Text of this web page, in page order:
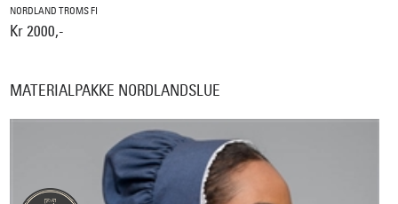
NORDLAND TROMS FI
Kr 2000,-
MATERIALPAKKE NORDLANDSLUE